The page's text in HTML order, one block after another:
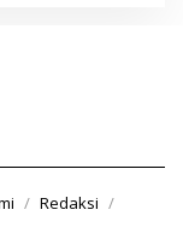
Redaksi